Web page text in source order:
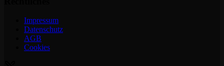
Impressum
Datenschutz
AGB
Cookies